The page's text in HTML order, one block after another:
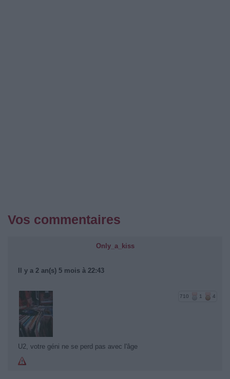
Vos commentaires
Only_a_kiss
Il y a 2 an(s) 5 mois à 22:43
710 1 4
U2, votre géni ne se perd pas avec l'âge